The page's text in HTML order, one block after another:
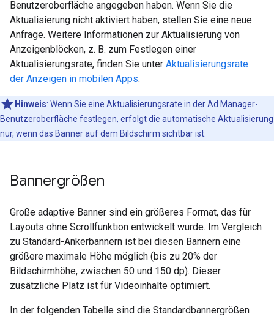
Benutzeroberfläche angegeben haben. Wenn Sie die
Aktualisierung nicht aktiviert haben, stellen Sie eine neue
Anfrage. Weitere Informationen zur Aktualisierung von
Anzeigenblöcken, z. B. zum Festlegen einer
Aktualisierungsrate, finden Sie unter Aktualisierungsrate
der Anzeigen in mobilen Apps.
Hinweis: Wenn Sie eine Aktualisierungsrate in der Ad Manager-
Benutzeroberfläche festlegen, erfolgt die automatische Aktualisierung
nur, wenn das Banner auf dem Bildschirm sichtbar ist.
Bannergrößen
Große adaptive Banner sind ein größeres Format, das für
Layouts ohne Scrollfunktion entwickelt wurde. Im Vergleich
zu Standard-Ankerbannern ist bei diesen Bannern eine
größere maximale Höhe möglich (bis zu 20% der
Bildschirmhöhe, zwischen 50 und 150 dp). Dieser
zusätzliche Platz ist für Videoinhalte optimiert.
In der folgenden Tabelle sind die Standardbannergrößen